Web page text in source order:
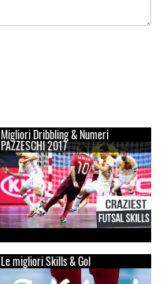
Migliori Dribbling & Numeri
PAZZESCHI 2017
Le migliori Skills & Gol